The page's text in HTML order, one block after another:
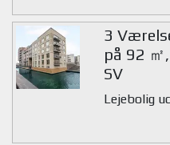
3
på 92 ㎡
SV
Lejebolig